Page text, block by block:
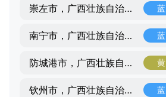
崇左市，广西壮族自治区，广西壮族自治区 蓝
南宁市，广西壮族自治区，广西壮族自治区 蓝
防城港市，广西壮族自治区，广西壮族自治区 黄
钦州市，广西壮族自治区，广西壮族自治区 蓝